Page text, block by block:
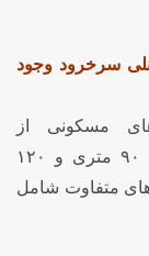
سرخرود وجود
مسکونی از
آپارتمان‌های با متراژهای مختلف (۷۵ متری، ۹۰ متری و ۱۲۰
متفاوت شامل